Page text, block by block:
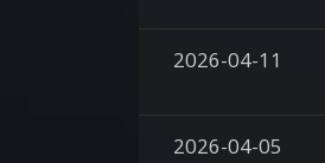
2026-04-11
2026-04-05